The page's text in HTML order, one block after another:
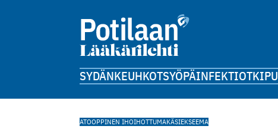
SYDÄNKEUHKOTSYÖPÄINFEKTIOTKIPU
ATOOPPINEN IHOIHOTTUMAKÄSIEKSEEMA